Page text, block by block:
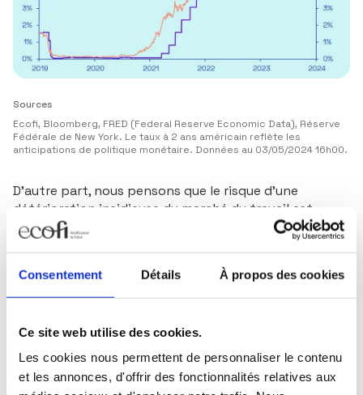
Consentement Détails À propos des cookies
Ce site web utilise des cookies.
Les cookies nous permettent de personnaliser le contenu
et les annonces, d'offrir des fonctionnalités relatives aux
Sources
Ecofi, Bloomberg, FRED (Federal Reserve Economic Data), Réserve
Fédérale de New York. Le taux à 2 ans américain reflète les
anticipations de politique monétaire. Données au 03/05/2024 16h00.
D’autre part, nous pensons que le risque d’une
détérioration insidieuse du marché du travail est
même plus élevé qu’il n’y paraît.
Pour ces raisons, nous continuons de prévoir une
les élections américaines ne nous semblent pas être
une raison valable pour contrarier les décisions de
consensus devraient encore se montrer versatiles…
Sources